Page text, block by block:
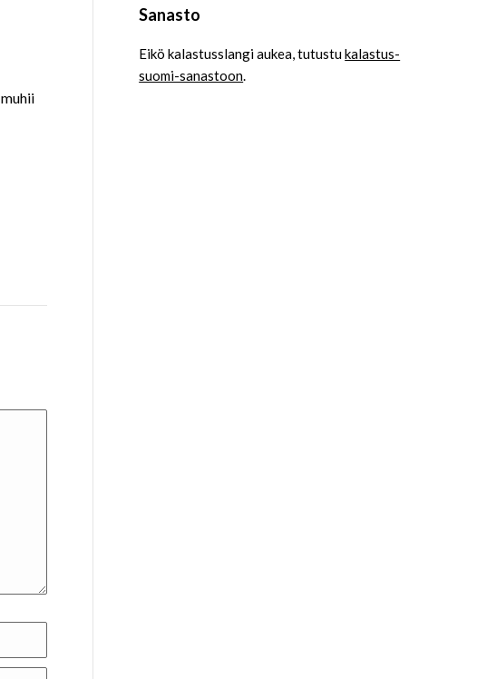
Sanasto
Eikö kalastusslangi aukea, tutustukalastus-
suomi-sanastoon.